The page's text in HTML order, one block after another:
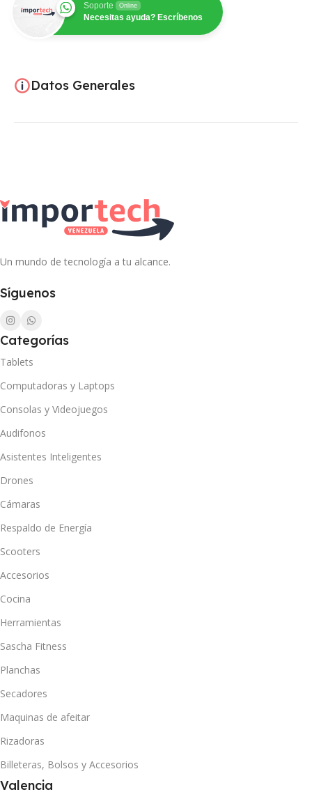
Soporte Online
Necesitas ayuda? Escríbenos
Datos Generales
Un mundo de tecnología a tu alcance.
Síguenos
Categorías
Tablets
Computadoras y Laptops
Consolas y Videojuegos
Audifonos
Asistentes Inteligentes
Drones
Cámaras
Respaldo de Energía
Scooters
Accesorios
Cocina
Herramientas
Sascha Fitness
Planchas
Secadores
Maquinas de afeitar
Rizadoras
Billeteras, Bolsos y Accesorios
Valencia